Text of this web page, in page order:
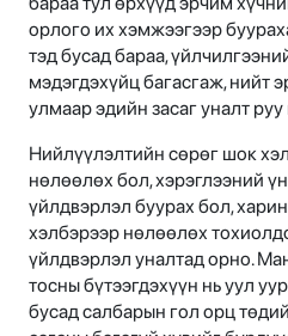
орлого их хэмжээгээр
тэд бусад бараа,
мэдэгдэхүйц багасгаж, нийт
улмаар эдийн засаг уналт
Нийлүүлэлтийн сөрөг шок
нөлөөлөх бол, хэрэглээний
үйлдвэрлэл буурах бол,
хэлбэрээр нөлөөлөх
үйлдвэрлэл уналтад орно.
тосны бүтээгдэхүүн нь уул
бусад салбарын гол орц